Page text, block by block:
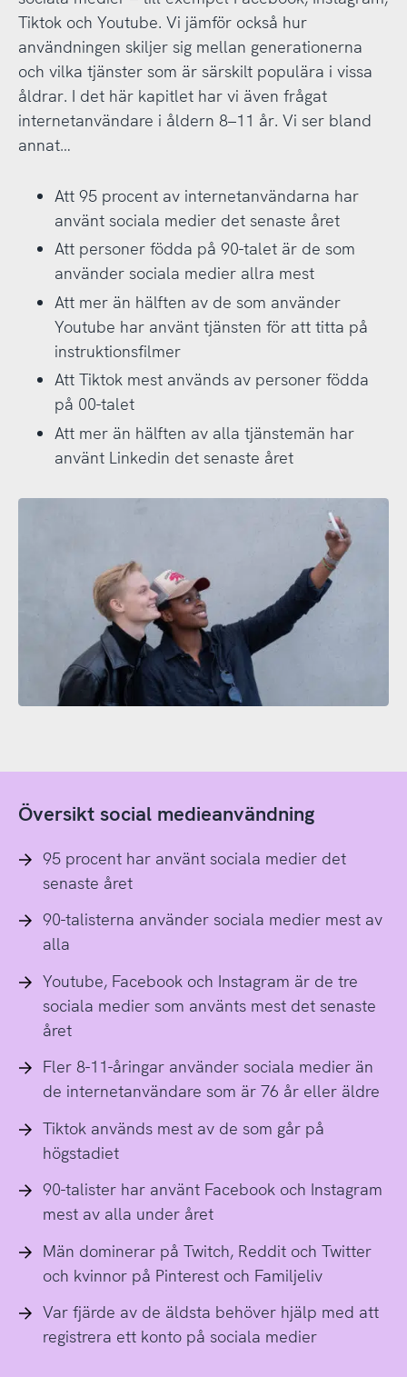
Tiktok och Youtube. Vi jämför också hur
användningen skiljer sig mellan generationerna
och vilka tjänster som är särskilt populära i vissa
åldrar. I det här kapitlet har vi även frågat
internetanvändare i åldern 8–11 år. Vi ser bland
annat…
Att 95 procent av internetanvändarna har
använt sociala medier det senaste året
Att personer födda på 90-talet är de som
använder sociala medier allra mest
Att mer än hälften av de som använder
Youtube har använt tjänsten för att titta på
instruktionsfilmer
Att Tiktok mest används av personer födda
på 00-talet
Att mer än hälften av alla tjänstemän har
använt Linkedin det senaste året
Översikt social medieanvändning
95 procent har använt sociala medier det
senaste året
90-talisterna använder sociala medier mest av
alla
Youtube, Facebook och Instagram är de tre
sociala medier som använts mest det senaste
året
Fler 8-11-åringar använder sociala medier än
de internetanvändare som är 76 år eller äldre
Tiktok används mest av de som går på
högstadiet
90-talister har använt Facebook och Instagram
mest av alla under året
Män dominerar på Twitch, Reddit och Twitter
och kvinnor på Pinterest och Familjeliv
Var fjärde av de äldsta behöver hjälp med att
registrera ett konto på sociala medier